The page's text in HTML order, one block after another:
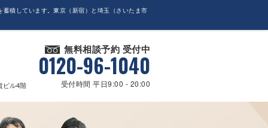
積しています。東京（新宿）と埼玉（さいたま市
ビル4階
無料相談予約 受付中
0120-96-1040
受付時間 平日9:00 - 20:00